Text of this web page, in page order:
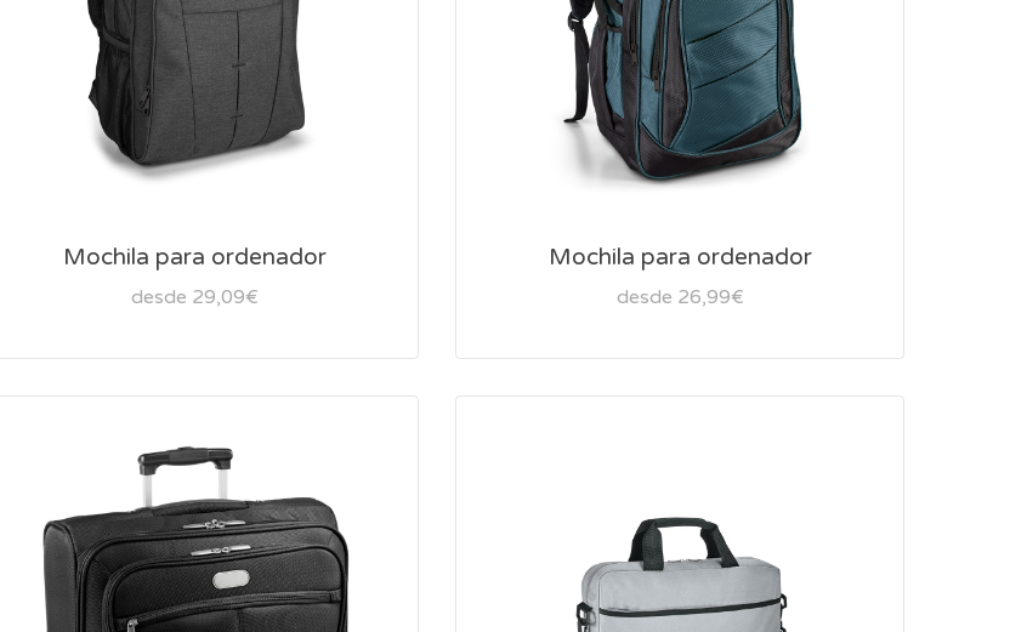
Mochila para ordenador
desde 29,09€
Mochila para ordenador
desde 26,99€